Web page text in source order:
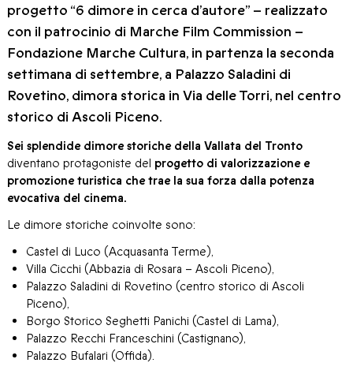
progetto “6 dimore in cerca d’autore” – realizzato
con il patrocinio di Marche Film Commission –
Fondazione Marche Cultura, in partenza la seconda
settimana di settembre, a Palazzo Saladini di
Rovetino, dimora storica in Via delle Torri, nel centro
storico di Ascoli Piceno.
Sei splendide dimore storiche della Vallata del Tronto
diventano protagoniste del progetto di valorizzazione e
promozione turistica che trae la sua forza dalla potenza
evocativa del cinema.
Le dimore storiche coinvolte sono:
Castel di Luco (Acquasanta Terme),
Villa Cicchi (Abbazia di Rosara – Ascoli Piceno),
Palazzo Saladini di Rovetino (centro storico di Ascoli
Piceno),
Borgo Storico Seghetti Panichi (Castel di Lama),
Palazzo Recchi Franceschini (Castignano),
Palazzo Bufalari (Offida).